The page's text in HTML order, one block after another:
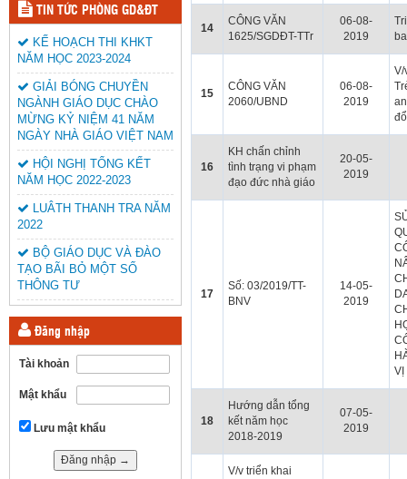
TIN TỨC PHÒNG GD&ĐT
KẾ HOẠCH THI KHKT
NĂM HỌC 2023-2024
GIẢI BÓNG CHUYỀN
NGÀNH GIÁO DỤC CHÀO
MỪNG KỶ NIỆM 41 NĂM
NGÀY NHÀ GIÁO VIỆT NAM
HỘI NGHỊ TỔNG KẾT
NĂM HỌC 2022-2023
LUÂTH THANH TRA NĂM
2022
BỘ GIÁO DỤC VÀ ĐÀO
TẠO BÃI BỎ MỘT SỐ
THÔNG TƯ
Đăng nhập
Tài khoản
Mật khẩu
Lưu mật khẩu
14
CÔNG VĂN
1625/SGDĐT-TTr
06-08-
2019
15
CÔNG VĂN
2060/UBND
06-08-
2019
V/
16
KH chấn chỉnh
tình trạng vi phạm
đạo đức nhà giáo
20-05-
2019
17
Số: 03/2019/TT-
BNV
14-05-
2019
VỊ
18
Hướng dẫn tổng
kết năm học
2018-2019
07-05-
2019
V/v triển khai